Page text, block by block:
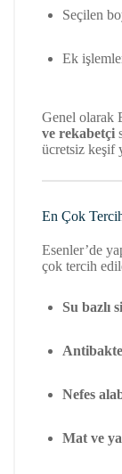
Seçilen
Ek
Genel olarak
ve rekabetçi
ücretsiz keşif
En Çok
Esenler’de
çok tercih
Su bazlı
Nefes
Mat ve